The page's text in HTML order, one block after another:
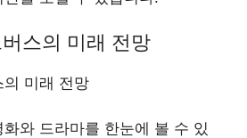
스의 미래 전망
의 미래 전망
와 드라마를 한눈에 볼 수 있